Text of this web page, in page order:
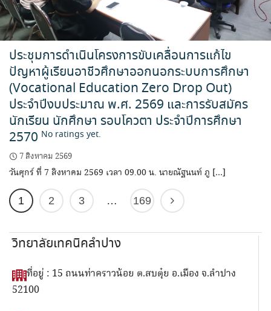
ประชุมการดำเนินโครงการขับเคลื่อนการแก้ไข
ปัญหาผู้เรียนอาชีวศึกษาออกนอกระบบการศึกษา
(Vocational Education Zero Drop Out)
ประจำปีงบประมาณ พ.ศ. 2569 และการรับสมัคร
นักเรียน นักศึกษา รอบโควตา ประจำปีการศึกษา
2570 No ratings yet.
7 สิงหาคม 2569
วันศุกร์ ที่ 7 สิงหาคม 2569 เวลา 09.00 น. นายณัฐนนท์ ภู […]
1 2 3 … 169
วิทยาลัยเทคนิคลำปาง
ที่อยู่ : 15 ถนนท่าคราวน้อย ต.สบตุ๋ย อ.เมือง จ.ลำปาง
52100